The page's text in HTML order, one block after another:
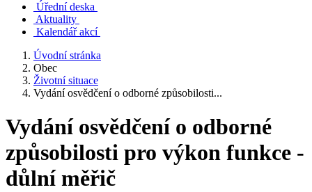
Úřední deska
Aktuality
Kalendář akcí
Úvodní stránka
Obec
Životní situace
Vydání osvědčení o odborné způsobilosti...
Vydání osvědčení o odborné
způsobilosti pro výkon funkce -
důlní měřič